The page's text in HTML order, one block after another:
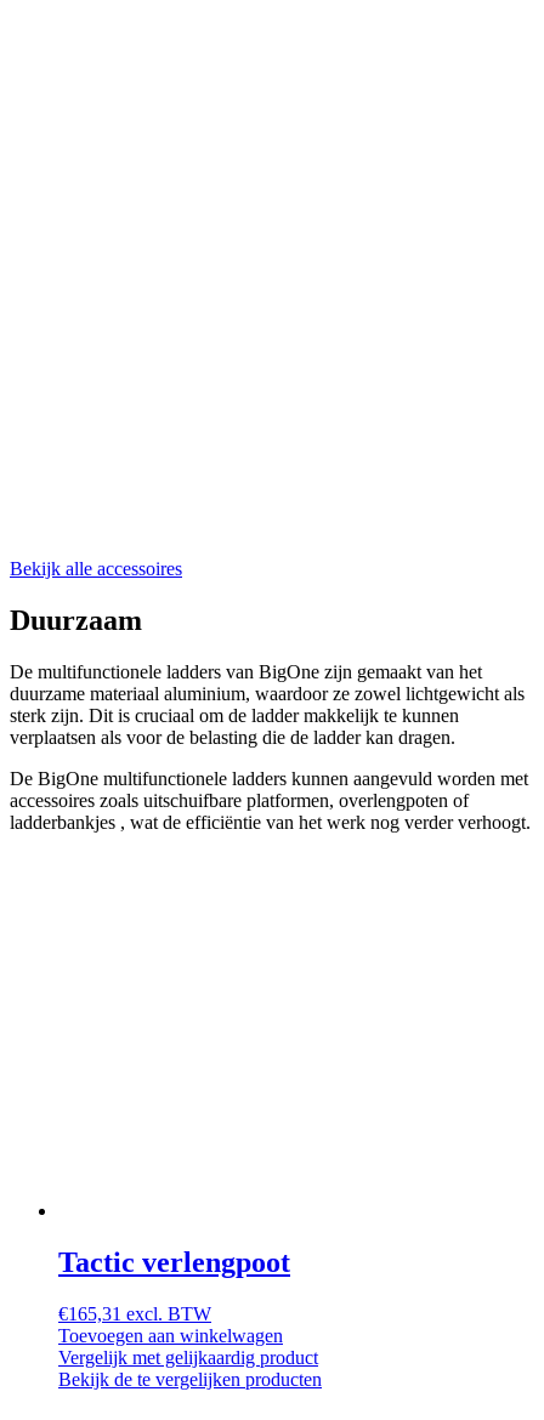
Bekijk alle accessoires
Duurzaam
De multifunctionele ladders van BigOne zijn gemaakt van het
duurzame materiaal aluminium, waardoor ze zowel lichtgewicht als
sterk zijn. Dit is cruciaal om de ladder makkelijk te kunnen
verplaatsen als voor de belasting die de ladder kan dragen.
De BigOne multifunctionele ladders kunnen aangevuld worden met
accessoires zoals uitschuifbare platformen, overlengpoten of
ladderbankjes , wat de efficiëntie van het werk nog verder verhoogt.
Tactic verlengpoot
€165,31 excl. BTW
Toevoegen aan winkelwagen
Vergelijk met gelijkaardig product
Bekijk de te vergelijken producten